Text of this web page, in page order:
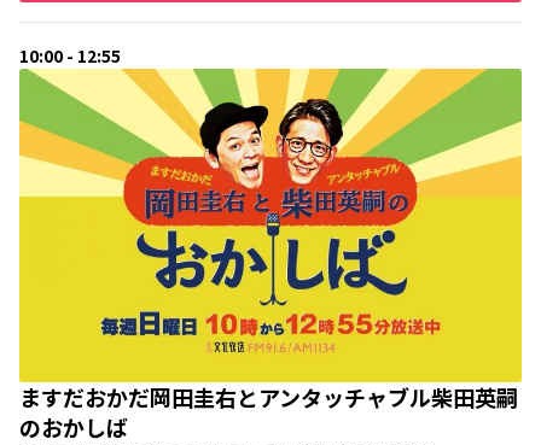
10:00 - 12:55
ますだおかだ岡田圭右とアンタッチャブル柴田英嗣
のおかしば